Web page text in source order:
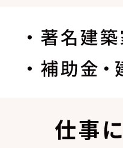
手動の切替も容易で、停電
菊川工業株式会社
TEL：047-492-2014
FAX：047-492-6672